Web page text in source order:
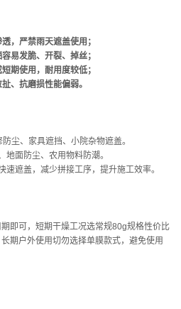
，严禁雨天遮盖使用；
易发脆、开裂、掉丝；
期使用，耐用度较低；
、抗磨损性能偏弱。
尘、家具遮挡、小院杂物遮盖。
面防尘、农用物料防潮。
遮盖，减少拼接工序，提升施工效率。
即可，短期干燥工况选常规80g规格性价比
期户外使用切勿选择单膜款式，避免使用